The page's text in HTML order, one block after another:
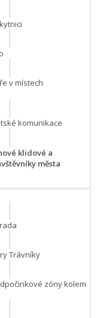
v místech
komunikace
klidové a
města
Trávníky
zóny kolem